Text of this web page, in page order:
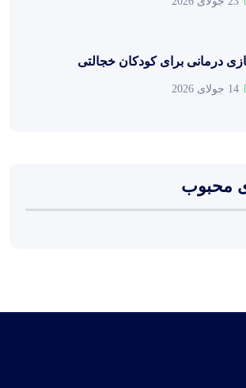
درمانی برای کودکان خجالتی
14 جولای 2026
محبوب